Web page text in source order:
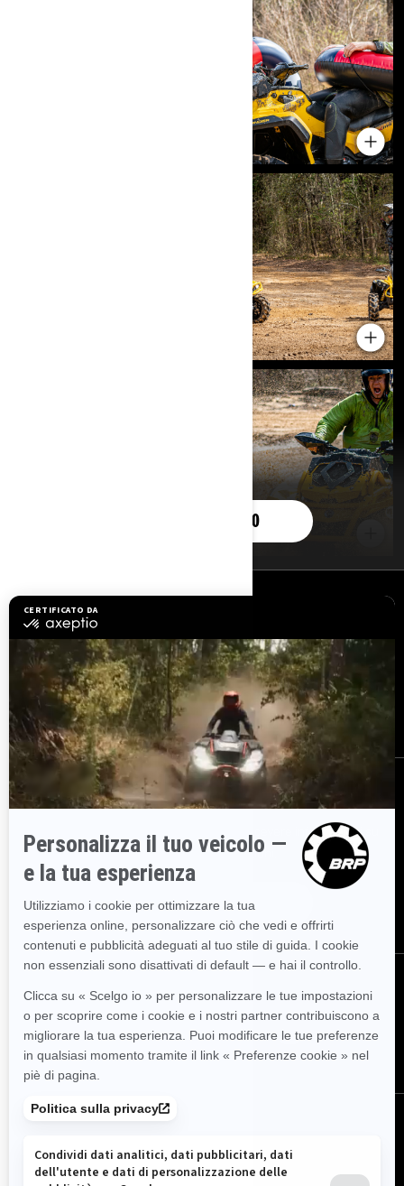
VEDERE ALTRE FOTO
Assistenza clienti
Opportunità di lavoro
Diventare concessionario
Richiami di sicurezza
BRP Experiences
ISCRIVITI
Partecipa alla Newsletter.
Sii il primo a ricevere informazioni su
eventi, novità e promozioni.
ISCRIVITI